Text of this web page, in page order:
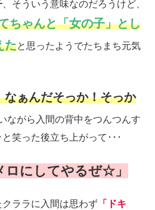
、そういう意味なのだろうけど、
ちゃんと「女の子」とし
たと思ったようでたちまち元気
なぁんだそっか！そっか
ながら入間の背中をつんつんす
笑った後立ち上がって･･･
ロにしてやるぜ☆」
ララに入間は思わず 「ドキ